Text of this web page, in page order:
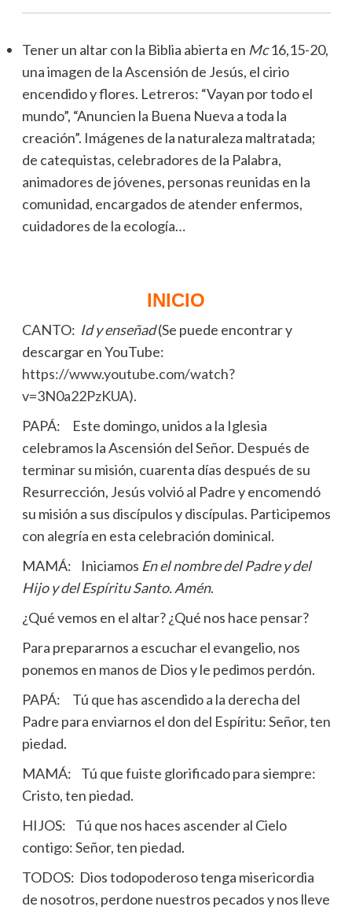
Tener un altar con la Biblia abierta en Mc16,15-20,
una imagen de la Ascensión de Jesús, el cirio
encendido y flores. Letreros: “Vayan por todo el
mundo”, “Anuncien la Buena Nueva a toda la
creación”. Imágenes de la naturaleza maltratada;
de catequistas, celebradores de la Palabra,
animadores de jóvenes, personas reunidas en la
comunidad, encargados de atender enfermos,
cuidadores de la ecología…
INICIO
CANTO: Id y enseñad(Se puede encontrar y
descargar en YouTube:
https://www.youtube.com/watch?
v=3N0a22PzKUA).
PAPÁ: Este domingo, unidos a la Iglesia
celebramos la Ascensión del Señor. Después de
terminar su misión, cuarenta días después de su
Resurrección, Jesús volvió al Padre y encomendó
su misión a sus discípulos y discípulas. Participemos
con alegría en esta celebración dominical.
MAMÁ: Iniciamos En el nombre del Padre y del
Hijo y del Espíritu Santo. Amén.
¿Qué vemos en el altar? ¿Qué nos hace pensar?
Para prepararnos a escuchar el evangelio, nos
ponemos en manos de Dios y le pedimos perdón.
PAPÁ: Tú que has ascendido a la derecha del
Padre para enviarnos el don del Espíritu: Señor, ten
piedad.
MAMÁ: Tú que fuiste glorificado para siempre:
Cristo, ten piedad.
HIJOS: Tú que nos haces ascender al Cielo
contigo: Señor, ten piedad.
TODOS: Dios todopoderoso tenga misericordia
de nosotros, perdone nuestros pecados y nos lleve